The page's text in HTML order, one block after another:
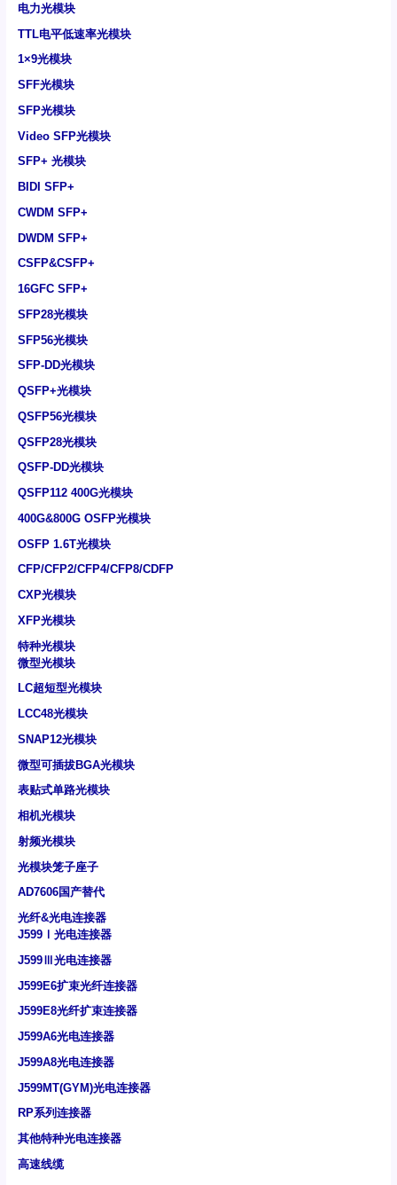
电力光模块
TTL电平低速率光模块
1×9光模块
SFF光模块
SFP光模块
Video SFP光模块
SFP+ 光模块
BIDI SFP+
CWDM SFP+
DWDM SFP+
CSFP&CSFP+
16GFC SFP+
SFP28光模块
SFP56光模块
SFP-DD光模块
QSFP+光模块
QSFP56光模块
QSFP28光模块
QSFP-DD光模块
QSFP112 400G光模块
400G&800G OSFP光模块
OSFP 1.6T光模块
CFP/CFP2/CFP4/CFP8/CDFP
CXP光模块
XFP光模块
特种光模块
微型光模块
LC超短型光模块
LCC48光模块
SNAP12光模块
微型可插拔BGA光模块
表贴式单路光模块
相机光模块
射频光模块
光模块笼子座子
AD7606国产替代
光纤&光电连接器
J599Ⅰ光电连接器
J599Ⅲ光电连接器
J599E6扩束光纤连接器
J599E8光纤扩束连接器
J599A6光电连接器
J599A8光电连接器
J599MT(GYM)光电连接器
RP系列连接器
其他特种光电连接器
高速线缆